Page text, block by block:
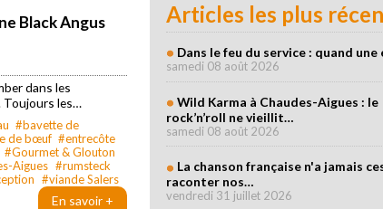
Black Angus
dans les
Toujours les…
#bavette de
de bœuf #entrecôte
#Gourmet & Glouton
Aigues #rumsteck
#viande Salers
En savoir +
Articles les plus
Dans le feu du service : quand
samedi 08 août 2026
Wild Karma à Chaudes-Aigues : le
rock’n’roll ne vieillit…
samedi 08 août 2026
La chanson française n'a jamais
raconter nos…
vendredi 31 juillet 2026